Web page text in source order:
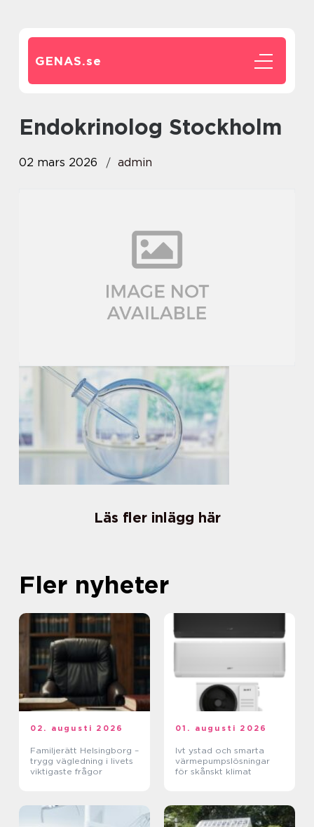
GENAS.se
Endokrinolog Stockholm
02 mars 2026 admin
Läs fler inlägg här
Fler nyheter
02. augusti 2026
Familjerätt Helsingborg –
trygg vägledning i livets
viktigaste frågor
01. augusti 2026
Ivt ystad och smarta
värmepumpslösningar
för skånskt klimat